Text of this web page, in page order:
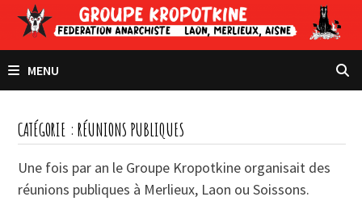
Passer
contenu
MENU
CATÉGORIE :RÉUNIONS PUBLIQUES
Une fois par an le Groupe Kropotkine organisait des
réunions publiques à Merlieux, Laon ou Soissons.